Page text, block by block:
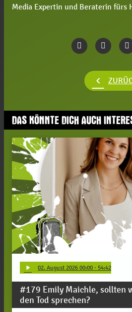
im Handwerk?
Media Expertin und Beraterin fürs
chevron_left
DAS KÖNNTE DICH AUCH
play_arrow 02. August 2026 00:00 · 54:42
#179 Emily Maichle, sollten
den Tod sprechen?